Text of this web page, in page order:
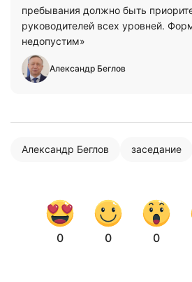
пребывания должно быть
руководителей всех уровней.
недопустим»
Александр Беглов
Александр Беглов заседание
0 0 0